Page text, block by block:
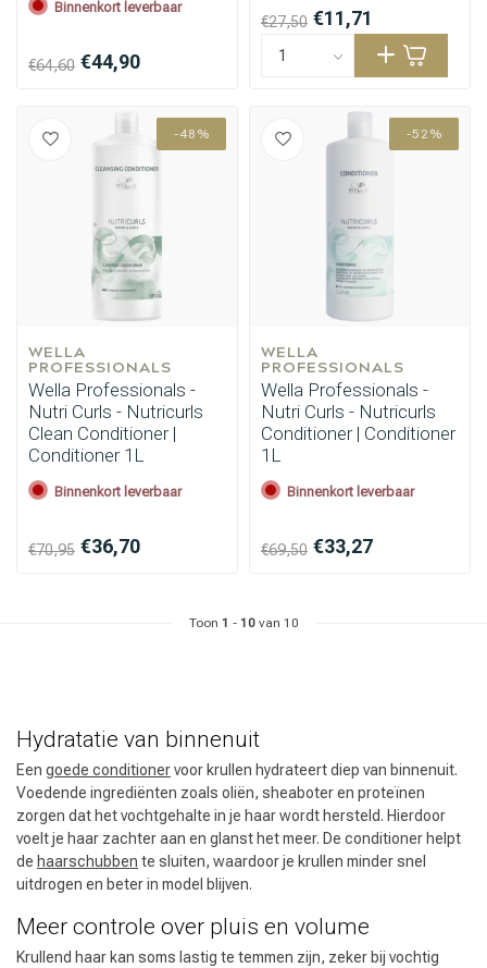
Binnenkort leverbaar
€64,60 €44,90
€27,50 €11,71
-48%
WELLA
PROFESSIONALS
Wella Professionals -
Nutri Curls - Nutricurls
Clean Conditioner |
Conditioner 1L
Binnenkort leverbaar
€70,95 €36,70
-52%
WELLA
PROFESSIONALS
Wella Professionals -
Nutri Curls - Nutricurls
Conditioner | Conditioner
1L
Binnenkort leverbaar
€69,50 €33,27
Toon 1 - 10van 10
Hydratatie van binnenuit
Een goede conditionervoor krullen hydrateert diep van binnenuit.
Voedende ingrediënten zoals oliën, sheaboter en proteïnen
zorgen dat het vochtgehalte in je haar wordt hersteld. Hierdoor
voelt je haar zachter aan en glanst het meer. De conditioner helpt
de haarschubben te sluiten, waardoor je krullen minder snel
uitdrogen en beter in model blijven.
Meer controle over pluis en volume
Krullend haar kan soms lastig te temmen zijn, zeker bij vochtig